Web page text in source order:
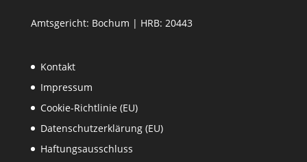
Amtsgericht: Bochum | HRB: 20443
Kontakt
Impressum
Cookie-Richtlinie (EU)
Datenschutzerklärung (EU)
Haftungsausschluss